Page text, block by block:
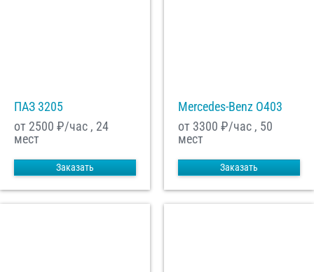
ПАЗ 3205
от 2500 ₽/час , 24
мест
Заказать
Mercedes-Benz О403
от 3300 ₽/час , 50
мест
Заказать